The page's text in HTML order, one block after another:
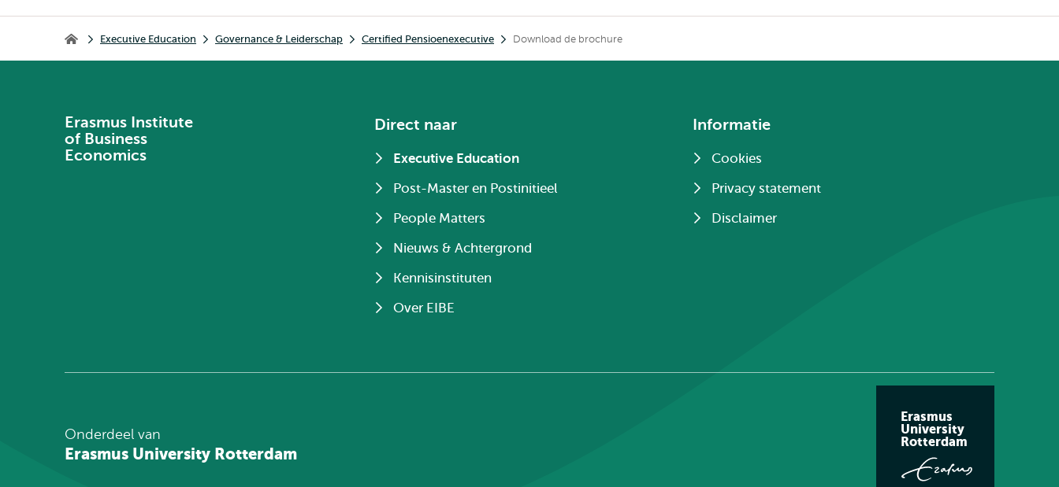
Erasmus Institute of Business Economics
Executive Education Governance & Leiderschap Certified Pensioenexecutive Download de brochure
Erasmus Institute
of Business
Economics
Direct naar
Executive Education
Post-Master en Postinitieel
People Matters
Nieuws & Achtergrond
Kennisinstituten
Over EIBE
Informatie
Cookies
Privacy statement
Disclaimer
Onderdeel van
Erasmus University Rotterdam
Erasmus
University
Rotterdam